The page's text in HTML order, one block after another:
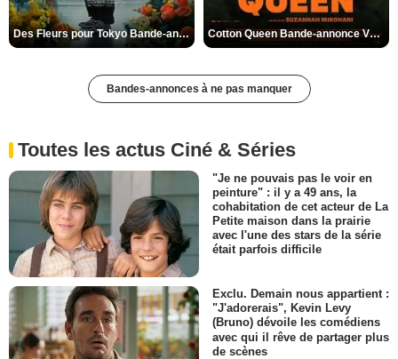
Des Fleurs pour Tokyo Bande-annonce VO STFR Cotton Queen Bande-annonce VO STFR
Bandes-annonces à ne pas manquer
Toutes les actus Ciné & Séries
"Je ne pouvais pas le voir en
peinture" : il y a 49 ans, la
cohabitation de cet acteur de La
Petite maison dans la prairie
avec l'une des stars de la série
était parfois difficile
Exclu. Demain nous appartient :
"J'adorerais", Kevin Levy
(Bruno) dévoile les comédiens
avec qui il rêve de partager plus
de scènes